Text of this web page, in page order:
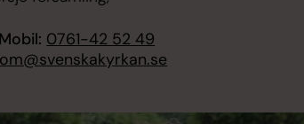
Mobil: 0761-42 52 49